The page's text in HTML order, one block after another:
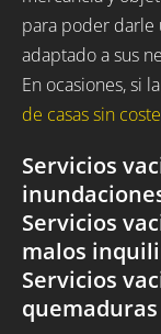
para poder darle
adaptado a sus
En ocasiones, si
de casas sin
Servicios
Servicios
malos
Servicios